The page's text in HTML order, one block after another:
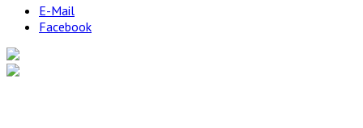
E-Mail
Facebook